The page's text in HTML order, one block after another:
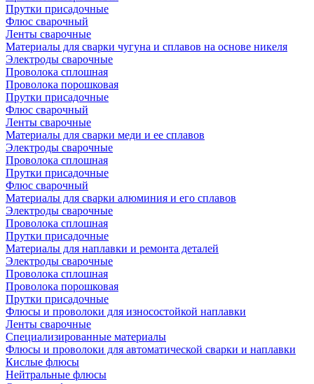
Прутки присадочные
Флюс сварочный
Ленты сварочные
Материалы для сварки чугуна и сплавов на основе никеля
Электроды сварочные
Проволока сплошная
Проволока порошковая
Прутки присадочные
Флюс сварочный
Ленты сварочные
Материалы для сварки меди и ее сплавов
Электроды сварочные
Проволока сплошная
Прутки присадочные
Флюс сварочный
Материалы для сварки алюминия и его сплавов
Электроды сварочные
Проволока сплошная
Прутки присадочные
Материалы для наплавки и ремонта деталей
Электроды сварочные
Проволока сплошная
Проволока порошковая
Прутки присадочные
Флюсы и проволоки для износостойкой наплавки
Ленты сварочные
Специализированные материалы
Флюсы и проволоки для автоматической сварки и наплавки
Кислые флюсы
Нейтральные флюсы